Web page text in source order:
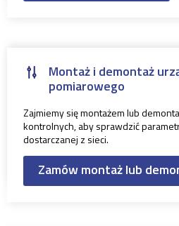
Montaż i demontaż
pomiarowego
Zajmiemy się montażem lub
kontrolnych, aby sprawdzić
dostarczanej z sieci.
Zamów montaż lub